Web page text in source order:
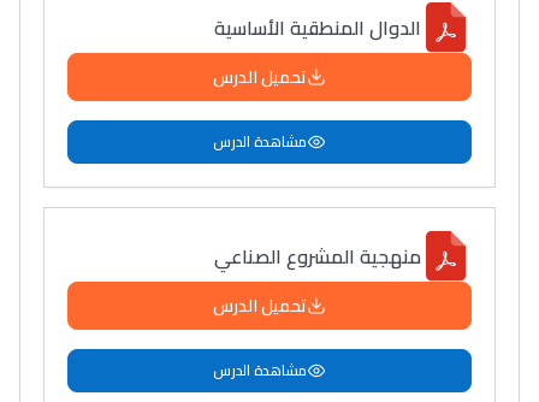
الدوال المنطقية الأساسية
تحميل الدرس
مشاهدة الدرس
منهجية المشروع الصناعي
تحميل الدرس
مشاهدة الدرس